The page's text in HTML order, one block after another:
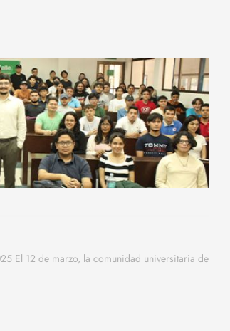
El 12 de marzo, la comunidad universitaria de